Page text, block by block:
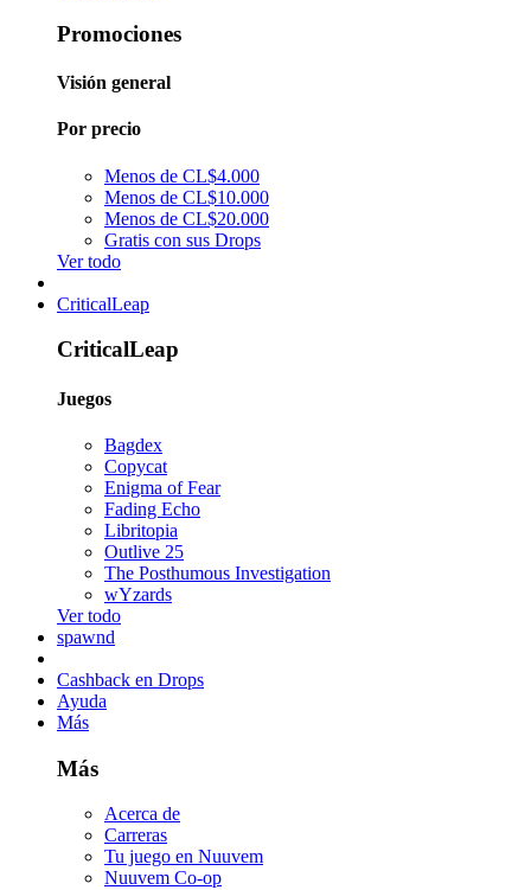
Promociones
Visión general
Por precio
Menos de CL$4.000
Menos de CL$10.000
Menos de CL$20.000
Gratis con sus Drops
Ver todo
CriticalLeap
CriticalLeap
Juegos
Bagdex
Copycat
Enigma of Fear
Fading Echo
Libritopia
Outlive 25
The Posthumous Investigation
wYzards
Ver todo
spawnd
Cashback en Drops
Ayuda
Más
Más
Acerca de
Carreras
Tu juego en Nuuvem
Nuuvem Co-op